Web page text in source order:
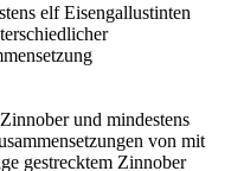
elf Eisengallustinten
und mindestens
von mit
gestrecktem Zinnober